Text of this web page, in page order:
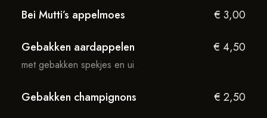
Bei Mutti’s appelmoes € 3,00
Gebakken aardappelen € 4,50
met gebakken spekjes en ui
Gebakken champignons € 2,50